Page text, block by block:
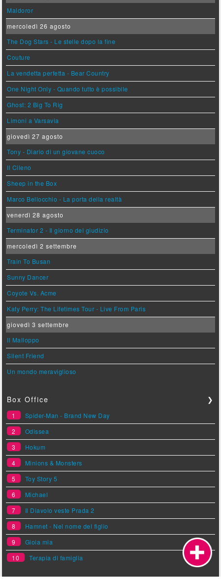
Maldoror
mercoledì 26 agosto
The Dog Stars - Le stelle dopo la fine
Couture
La vendetta perfetta - Bear Country
One Night Only - Quando tutto è possibile
Ghost: 2 Big To Rig
Limoni a Varsavia
giovedì 27 agosto
Tony - Diario di un giovane cuoco
Il Cileno
Sheep in the Box
Marco Bellocchio - La porta della realtà
venerdì 28 agosto
Terminator 2 - Il giorno del giudizio
mercoledì 2 settembre
Train To Busan
Sunny Dancer
Coyote Vs. Acme
Katy Perry: The Lifetimes Tour - Live From Paris
giovedì 3 settembre
Il Malloppo
Silent Friend
Un mondo meraviglioso
Box Office ❯
1
Spider-Man - Brand New Day
2
Odissea
3
Hokum
4
Minions & Monsters
5
Toy Story 5
6
Michael
7
Il Diavolo veste Prada 2
8
Hamnet - Nel nome del figlio
9
Gioia mia
10
Terapia di famiglia